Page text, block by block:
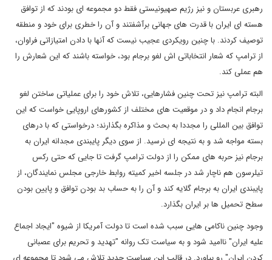
رهبری عربستان و نیز رژیم صهیونیستی فقط دو مجموعه ای بودند که از توافق
هسته ای ایران با قدرت های جهانی برآشفتند و آن را خطری برای خود و منطقه
توصیف کردند. با چنین رویکردی عجیب نیست که آنها با دادن امتیازاتی فراوان،
از ترامپ که شعار انتخاباتی اش لغو برجام بود، خواسته باشند که این شعارش را
هم عملی کند.
البته ترامپ نیز تحت چنین فشارهایی، تلاش خود را برای عملیاتی ساختن لغو
برجام انجام داد و در موقعیت های مختلف از کشورهای اروپایی خواست که این
توافق بین المللی را مجددا به بحث و مذاکره بگذارند؛ درخواستی که با درهای
بسته مواجه شد و به نتیجه ای نرسید. از سوی دیگر پایبندی مجدانه ایران به
برجام نیز حربه های ممکن را از دولت ترامپ گرفت تا جایی که حتی رکس
تیلرسون هم ناچار شد در جلسه اخیر کمیته روابط خارجی مجلس نمایندگان، از
پایبندی ایران به برجام گلایه کند و آن را به حساب بد بودن توافق و پایین بودن
سطح تحمیل ها بر ایران بگذارد.
وجود چنین ناکامی هایی سبب شده است تا دولت آمریکا از شیوه "ایجاد اجماع
علیه ایران" ناامید شود و به سیاست تک روانه "تهدید و تحریم برای عصبانی